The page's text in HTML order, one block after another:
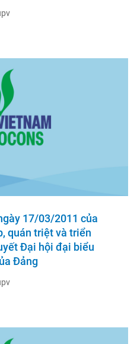
17/03/2011 của
quán triệt và triển
Ðại hội đại biểu
Ðảng